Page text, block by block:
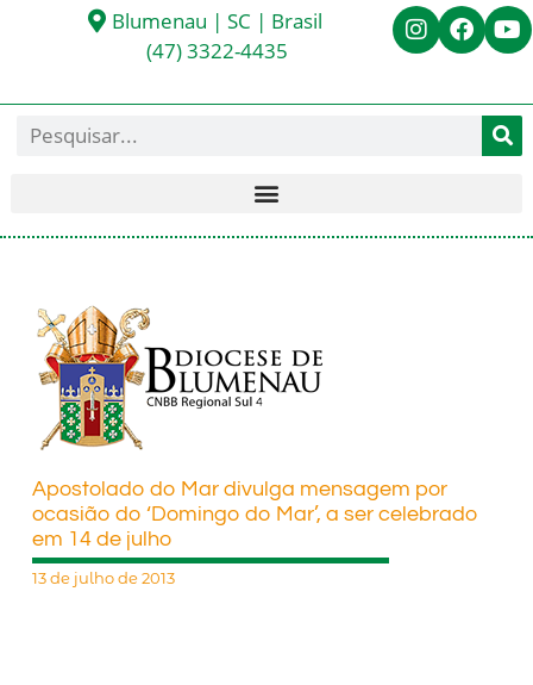
Blumenau | SC | Brasil
(47) 3322-4435
Apostolado do Mar divulga mensagem por
ocasião do ‘Domingo do Mar’, a ser celebrado
em 14 de julho
13 de julho de 2013